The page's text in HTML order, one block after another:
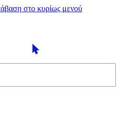
στο κυρίως μενού